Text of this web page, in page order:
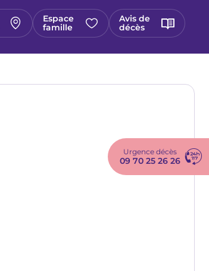
Espace
famille
Avis de
décès
Urgence décès
09 70 25 26 26